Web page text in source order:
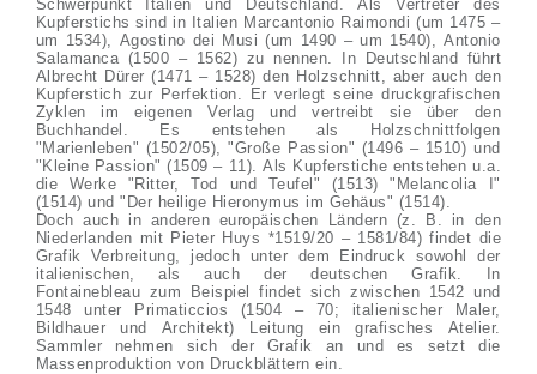
Schwerpunkt Italien und Deutschland. Als Vertreter des
Kupferstichs sind in Italien Marcantonio Raimondi (um 1475 –
um 1534), Agostino dei Musi (um 1490 – um 1540), Antonio
Salamanca (1500 – 1562) zu nennen. In Deutschland führt
Albrecht Dürer (1471 – 1528) den Holzschnitt, aber auch den
Kupferstich zur Perfektion. Er verlegt seine druckgrafischen
Zyklen im eigenen Verlag und vertreibt sie über den
Buchhandel. Es entstehen als Holzschnittfolgen
"Marienleben" (1502/05), "Große Passion" (1496 – 1510) und
"Kleine Passion" (1509 – 11). Als Kupferstiche entstehen u.a.
die Werke "Ritter, Tod und Teufel" (1513) "Melancolia I"
(1514) und "Der heilige Hieronymus im Gehäus" (1514).
Doch auch in anderen europäischen Ländern (z. B. in den
Niederlanden mit Pieter Huys *1519/20 – 1581/84) findet die
Grafik Verbreitung, jedoch unter dem Eindruck sowohl der
italienischen, als auch der deutschen Grafik. In
Fontainebleau zum Beispiel findet sich zwischen 1542 und
1548 unter Primaticcios (1504 – 70; italienischer Maler,
Bildhauer und Architekt) Leitung ein grafisches Atelier.
Sammler nehmen sich der Grafik an und es setzt die
Massenproduktion von Druckblättern ein.